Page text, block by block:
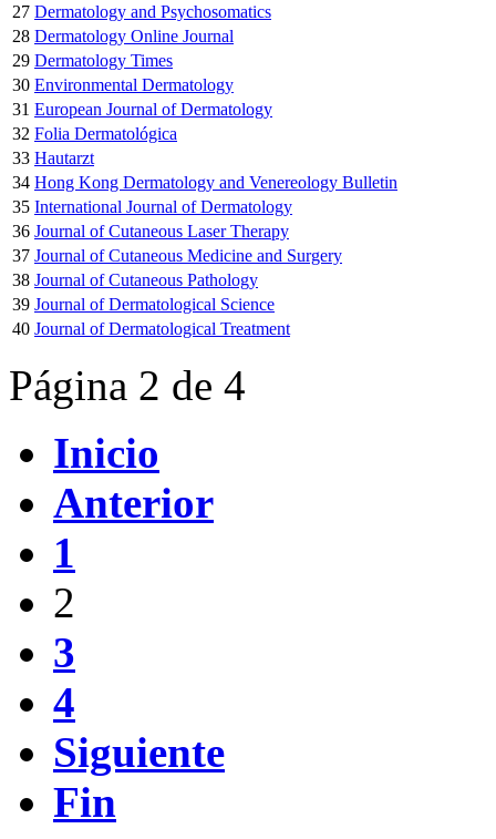
27 Dermatology and Psychosomatics
28 Dermatology Online Journal
29 Dermatology Times
30 Environmental Dermatology
31 European Journal of Dermatology
32 Folia Dermatológica
33 Hautarzt
34 Hong Kong Dermatology and Venereology Bulletin
35 International Journal of Dermatology
36 Journal of Cutaneous Laser Therapy
37 Journal of Cutaneous Medicine and Surgery
38 Journal of Cutaneous Pathology
39 Journal of Dermatological Science
40 Journal of Dermatological Treatment
Página 2 de 4
Inicio
Anterior
1
2
3
4
Siguiente
Fin